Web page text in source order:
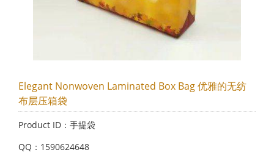
Elegant Nonwoven Laminated Box Bag 优雅的无纺
布层压箱袋
Product ID：手提袋
QQ：1590624648